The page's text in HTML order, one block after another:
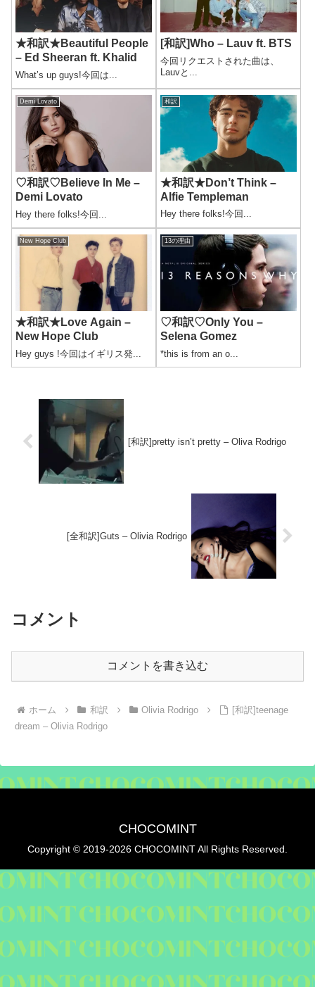
★和訳★Beautiful People
– Ed Sheeran ft. Khalid
What’s up guys!今回は...
[和訳]Who – Lauv ft. BTS
今回リクエストされた曲は、
Lauvと...
Demi Lovato
♡和訳♡Believe In Me –
Demi Lovato
Hey there folks!今回...
和訳
★和訳★Don’t Think –
Alfie Templeman
Hey there folks!今回...
New Hope Club
★和訳★Love Again –
New Hope Club
Hey guys !今回はイギリス発...
13の理由
♡和訳♡Only You –
Selena Gomez
*this is from an o...
[和訳]pretty isn’t pretty – Oliva Rodrigo
[全和訳]Guts – Olivia Rodrigo
コメント
コメントを書き込む
ホーム 和訳 Olivia Rodrigo
[和訳]teenage
dream – Olivia Rodrigo
CHOCOMINT
Copyright © 2019-2026 CHOCOMINT All Rights Reserved.